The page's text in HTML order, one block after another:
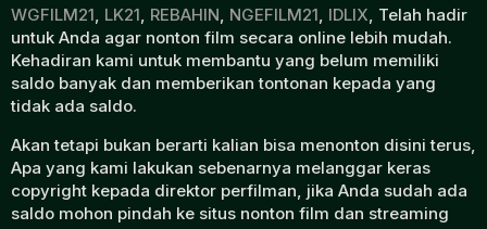
WGFILM21, LK21, REBAHIN, NGEFILM21, IDLIX, Telah hadir
untuk Anda agar nonton film secara online lebih mudah.
Kehadiran kami untuk membantu yang belum memiliki
saldo banyak dan memberikan tontonan kepada yang
tidak ada saldo.
Akan tetapi bukan berarti kalian bisa menonton disini terus,
Apa yang kami lakukan sebenarnya melanggar keras
copyright kepada direktor perfilman, jika Anda sudah ada
saldo mohon pindah ke situs nonton film dan streaming